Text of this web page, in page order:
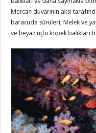
Mercan duvarının aksi
baracuda sürüleri, Melek ve
ve beyaz uçlu köpek balıkları